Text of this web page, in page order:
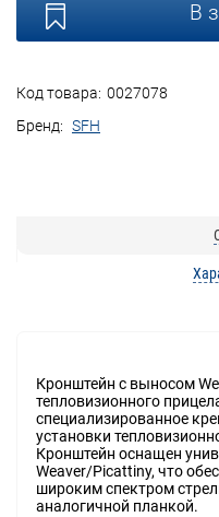
Код товара: 0027078
Бренд: SFH
В
Кронштейн с выносом
тепловизионного
специализированное
установки
Кронштейн оснащен
Weaver/Picattiny, что
широким спектром
аналогичной планкой.